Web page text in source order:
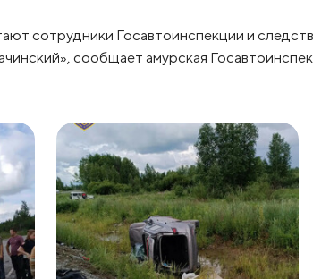
сотрудники Госавтоинспекции и
сообщает амурская